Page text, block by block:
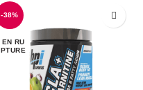
-38%
EN RU
PTURE